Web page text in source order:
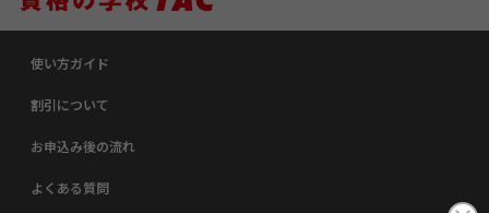
使い方ガイド
割引について
お申込み後の流れ
よくある質問